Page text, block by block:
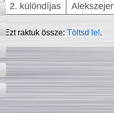
2. különdíjas
Ezt raktuk össze:Töltsd le!.